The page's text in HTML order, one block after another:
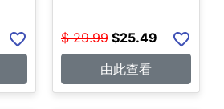
$ 29.99 $25.49
由此查看